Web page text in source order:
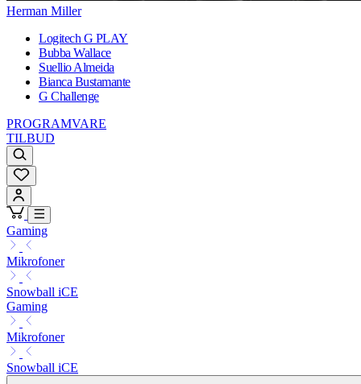
Herman Miller
Logitech G PLAY
Bubba Wallace
Suellio Almeida
Bianca Bustamante
G Challenge
PROGRAMVARE
TILBUD
Gaming
Mikrofoner
Snowball iCE
Gaming
Mikrofoner
Snowball iCE